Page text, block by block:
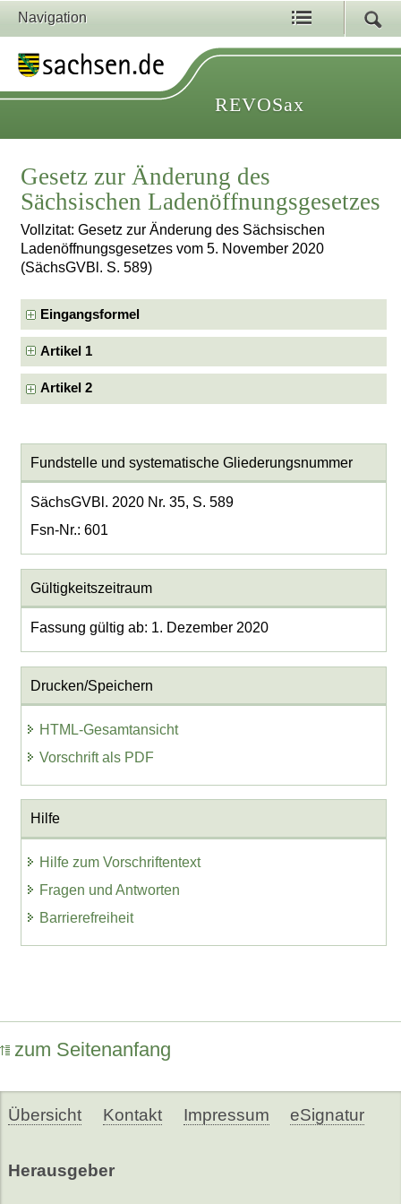
Navigation
REVOSax
Gesetz zur Änderung des
Sächsischen Ladenöffnungsgesetzes
Vollzitat: Gesetz zur Änderung des Sächsischen
Ladenöffnungsgesetzes vom 5. November 2020
(SächsGVBl. S. 589)
Eingangsformel
Artikel 1
Artikel 2
Fundstelle und systematische Gliederungsnummer
SächsGVBl. 2020 Nr. 35, S. 589
Fsn-Nr.: 601
Gültigkeitszeitraum
Fassung gültig ab: 1. Dezember 2020
Drucken/Speichern
HTML-Gesamtansicht
Vorschrift als PDF
Hilfe
Hilfe zum Vorschriftentext
Fragen und Antworten
Barrierefreiheit
zum Seitenanfang
Übersicht Kontakt Impressum eSignatur
Herausgeber